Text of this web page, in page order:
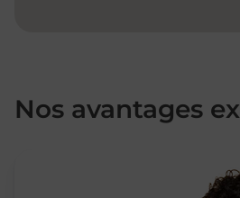
Nos avantages